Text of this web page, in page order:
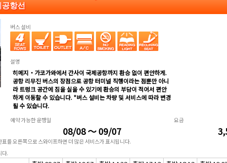
항선
버스 설비
설명
히메지・가코가와에서 간사이 국제공항까지 환승 없이 편안하게.
공항 리무진 버스의 장점으로 공항 터미널 직행이라는 점뿐만 아니
라 트렁크 공간에 짐을 실을 수 있기에 환승의 부담이 적어서 편안
하게 이동할 수 있습니다. *버스 설비는 차량 및 서비스에 따라 변경
될 수 있습니다.
예약 가능한 운행일
08/08 ～ 09/07
요금
를 오른쪽으로 스와이프하면 더 많은 서비스가 표시됩니다.
다.